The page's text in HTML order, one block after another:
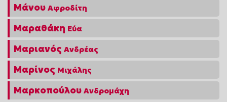
Μάνου Αφροδίτη
Μαραθάκη Εύα
Μαριανός Ανδρέας
Μαρίνος Μιχάλης
Μαρκοπούλου Ανδρομάχη